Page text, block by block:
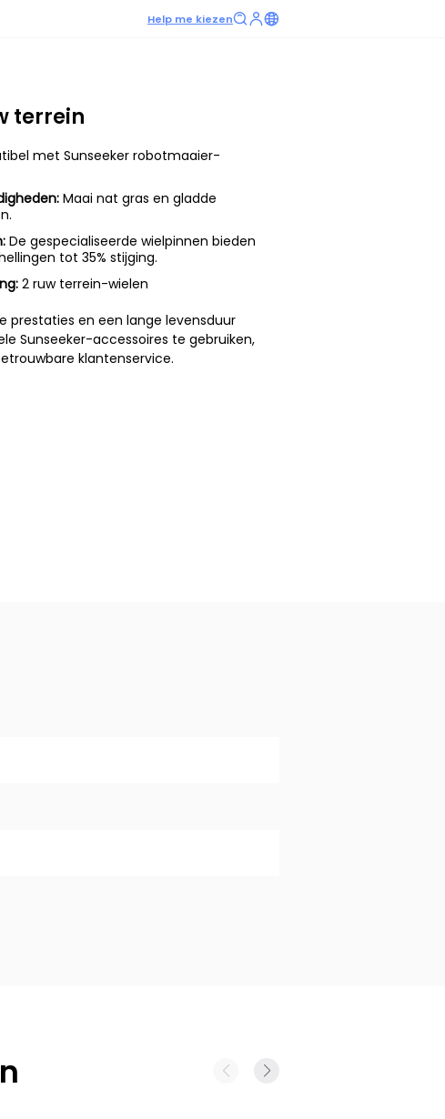
Help me kiezen
terrein
met Sunseeker robotmaaier-
Maai nat gras en gladde
De gespecialiseerde wielpinnen bieden
tot 35% stijging.
2 ruw terrein-wielen
prestaties en een lange levensduur
Sunseeker-accessoires te gebruiken,
klantenservice.